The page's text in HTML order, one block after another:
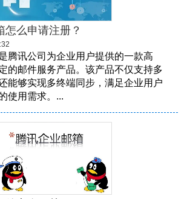
怎么申请注册？
腾讯公司为企业用户提供的一款高
的邮件服务产品。该产品不仅支持多
能够实现多终端同步，满足企业用户
使用需求。...